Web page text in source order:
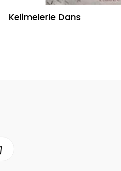
Kelimelerle Dans